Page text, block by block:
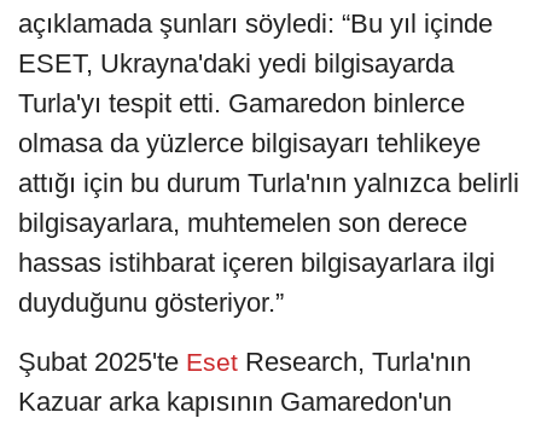
açıklamada şunları söyledi: “Bu yıl içinde
ESET, Ukrayna'daki yedi bilgisayarda
Turla'yı tespit etti. Gamaredon binlerce
olmasa da yüzlerce bilgisayarı tehlikeye
attığı için bu durum Turla'nın yalnızca belirli
bilgisayarlara, muhtemelen son derece
hassas istihbarat içeren bilgisayarlara ilgi
duyduğunu gösteriyor.”
Şubat 2025'te Eset Research, Turla'nın
Kazuar arka kapısının Gamaredon'un